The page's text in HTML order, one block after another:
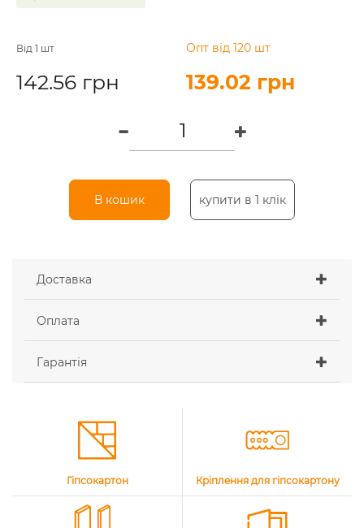
Від 1 шт
142.56 грн
Опт від 120 шт
139.02 грн
В кошик купити в 1 клік
Доставка
Оплата
Гарантія
Гіпсокартон Кріплення для гіпсокартону